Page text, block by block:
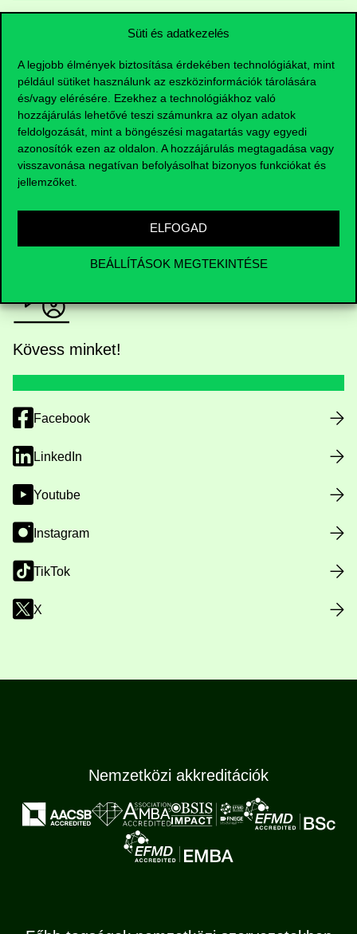
Süti és adatkezelés
A legjobb élmények biztosítása érdekében technológiákat, mint
például sütiket használunk az eszközinformációk tárolására
és/vagy elérésére. Ezekhez a technológiákhoz való
hozzájárulás lehetővé teszi számunkra az olyan adatok
feldolgozását, mint a böngészési magatartás vagy egyedi
azonosítók ezen az oldalon. A hozzájárulás megtagadása vagy
visszavonása negatívan befolyásolhat bizonyos funkciókat és
jellemzőket.
ELFOGAD
BEÁLLÍTÁSOK MEGTEKINTÉSE
Házirend
Közérdekű adatok
Karrier
Arculati elemek
Kövess minket!
Facebook
LinkedIn
Youtube
Instagram
TikTok
X
Nemzetközi akkreditációk